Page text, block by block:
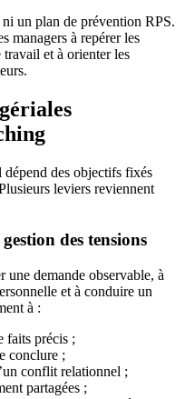
un plan de prévention RPS.
managers à repérer les
et à orienter les
des objectifs fixés
leviers reviennent
des tensions
une demande observable, à
et à conduire un
à :
faits précis ;
conclure ;
conflit relationnel ;
partagées ;